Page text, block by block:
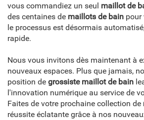
vous commandiez un seul maillot de
des centaines de maillots de bain pour
le processus est désormais
rapide.
Nous vous invitons dès maintenant à
nouveaux espaces. Plus que jamais,
position de grossiste maillot de bain
l'innovation numérique au service de
Faites de votre prochaine collection de
réussite éclatante grâce à nos